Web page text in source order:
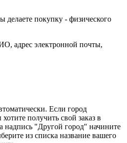
делаете покупку - физического
адрес электронной почты,
Если город
получить свой заказ в
надпись "Другой город" начините
из списка название вашего